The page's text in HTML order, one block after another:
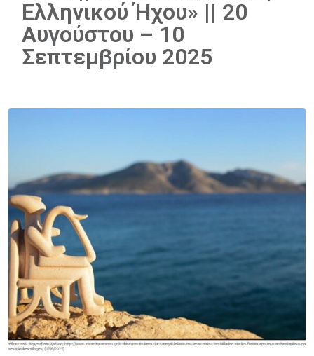
Ελληνικού Ήχου» || 20
Αυγούστου – 10
Σεπτεμβρίου 2025